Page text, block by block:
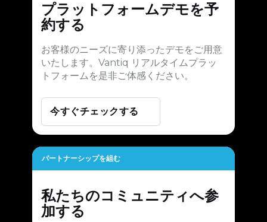
プラットフォームデモを予
約する
お客様のニーズに寄り添ったデモをご用意
いたします。Vantiq リアルタイムプラッ
トフォームを是非ご体感ください。
今すぐチェックする
パートナーシップを組む
私たちのコミュニティへ参
加する